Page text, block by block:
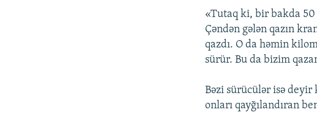
«Tutaq ki, bir bakda 50
Çəndən gələn qazın
qazdı. O da həmin
sürür. Bu da bizim
Bəzi sürücülər isə
onları qayğılandıran